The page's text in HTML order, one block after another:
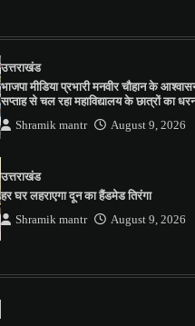
उत्तराखंड
भाजपा मीडिया प्रभारी मनवीर चौहान के
सप्ताह से चल रहा महाविद्यालय के छात्रों का
Shramik mantr August 9, 2026
उत्तराखंड
हर घर लहराएगा दून का हैंडमेड तिरंगा
Shramik mantr August 9, 2026